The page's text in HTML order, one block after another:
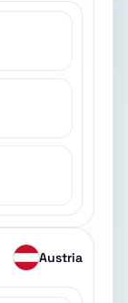
Austria